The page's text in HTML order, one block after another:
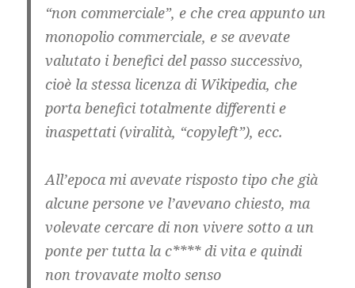
“non commerciale”, e che crea appunto un
monopolio commerciale, e se avevate
valutato i benefici del passo successivo,
cioè la stessa licenza di Wikipedia, che
porta benefici totalmente differenti e
inaspettati (viralità, “copyleft”), ecc.
All’epoca mi avevate risposto tipo che già
alcune persone ve l’avevano chiesto, ma
volevate cercare di non vivere sotto a un
ponte per tutta la c**** di vita e quindi
non trovavate molto senso